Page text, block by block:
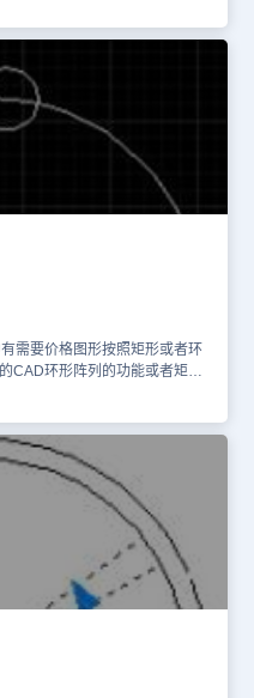
设置即可。比如，我们要下面
我们输入命令符“array”，
意这个对象是要环绕的对象，
，也就是环绕中心点的要重
体操作步骤及过程。今天就介
。更多CAD教程技巧，可关
需要价格图形按照矩形或者环
CAD环形阵列的功能或者矩形
择对象， 注意这个对象是要
选择环绕密度，也就是环绕
出CAD环形阵列的具体操作
CAD软件试试吧。更多CAD
看。